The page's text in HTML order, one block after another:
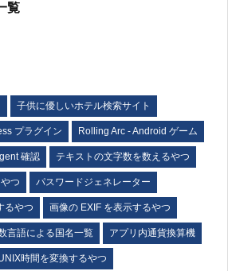
覧
子供に優しいホテル検索サイト
プラグイン Rolling Arc - Android ゲーム
確認 テキストの文字数を数えるやつ
つ パスワードジェネレーター
るやつ 画像の EXIF を表示するやつ
言語による国名一覧 アプリ内通貨換算機
時間を変換するやつ